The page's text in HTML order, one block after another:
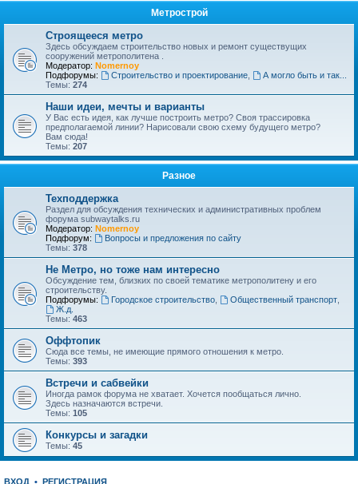
Метрострой
Строящееся метро
Здесь обсуждаем строительство новых и ремонт существущих
сооружений метрополитена .
Модератор: Nomernoy
Подфорумы:
Строительство и проектирование,
А могло быть и так...
Темы: 274
Наши идеи, мечты и варианты
У Вас есть идея, как лучше построить метро? Своя трассировка
предполагаемой линии? Нарисовали свою схему будущего метро?
Вам сюда!
Темы: 207
Разное
Техподдержка
Раздел для обсуждения технических и административных проблем
форума subwaytalks.ru
Модератор: Nomernoy
Подфорум:
Вопросы и предложения по сайту
Темы: 378
Не Метро, но тоже нам интересно
Обсуждение тем, близких по своей тематике метрополитену и его
строительству.
Подфорумы:
Городское строительство, Общественный транспорт,
Ж.д.
Темы: 463
Оффтопик
Сюда все темы, не имеющие прямого отношения к метро.
Темы: 393
Встречи и сабвейки
Иногда рамок форума не хватает. Хочется пообщаться лично.
Здесь назначаются встречи.
Темы: 105
Конкурсы и загадки
Темы: 45
ВХОД • РЕГИСТРАЦИЯ